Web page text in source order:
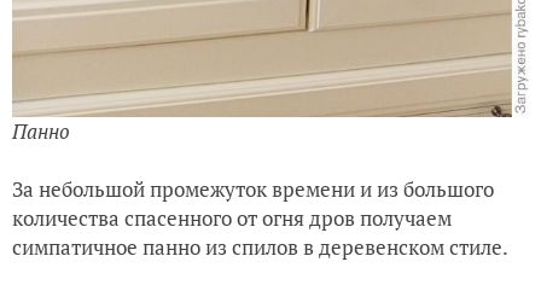
Панно
За небольшой промежуток времени и из большого
количества спасенного от огня дров получаем
симпатичное панно из спилов в деревенском стиле.